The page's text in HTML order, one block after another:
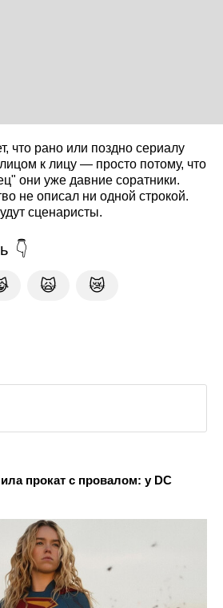
что рано или поздно сериалу
к лицу — просто потому, что
они уже давние соратники.
не описал ни одной строкой.
сценаристы.
🙀 😿
прокат с провалом: у DC